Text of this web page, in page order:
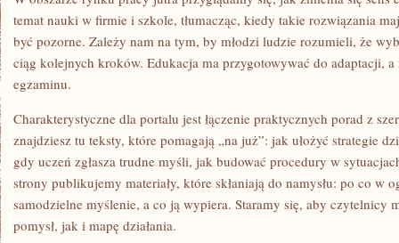
temat nauki w firmie i szkole, tłumacząc, kiedy takie rozwiązania
być pozorne. Zależy nam na tym, by młodzi ludzie rozumieli, że
ciąg kolejnych kroków. Edukacja ma przygotowywać do adaptacji,
egzaminu.
Charakterystyczne dla portalu jest łączenie praktycznych porad z
znajdziesz tu teksty, które pomagają „na już”: jak ułożyć strategie
gdy uczeń zgłasza trudne myśli, jak budować procedury w
strony publikujemy materiały, które skłaniają do namysłu: po co w
samodzielne myślenie, a co ją wypiera. Staramy się, aby czytelnicy
pomysł, jak i mapę działania.